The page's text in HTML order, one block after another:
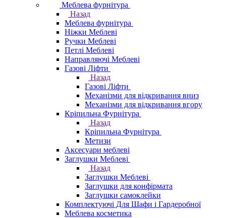
Меблева фурнітура
Назад
Меблева фурнітура
Ніжки Меблеві
Ручки Меблеві
Петлі Меблеві
Направляючі Меблеві
Газові Ліфти
Назад
Газові Ліфти
Механізми для відкривання вниз
Механізми для відкривання вгору
Кріпильна Фурнітура
Назад
Кріпильна Фурнітура
Метизи
Аксесуари меблеві
Заглушки Меблеві
Назад
Заглушки Меблеві
Заглушки для конфірмата
Заглушки самоклейки
Комплектуючі Для Шафи і Гардеробної
Меблева косметика